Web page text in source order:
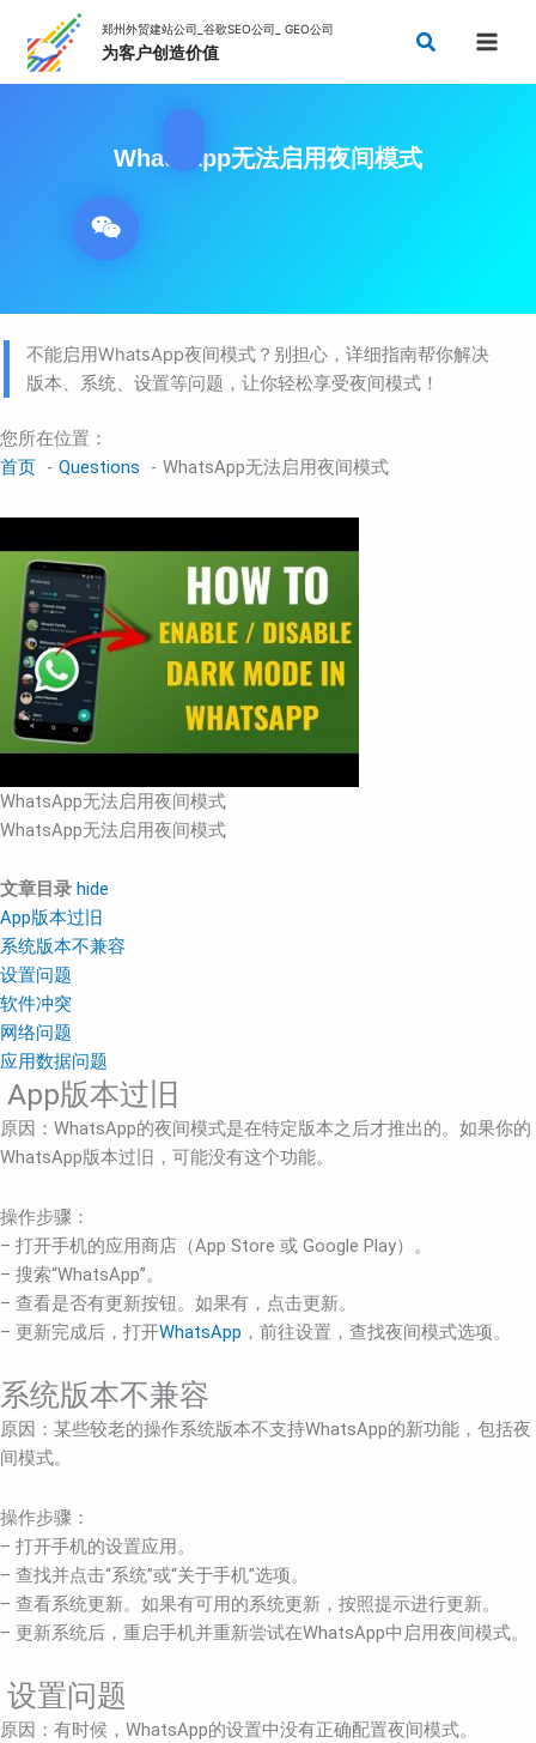
搜
WhatsApp无法启用夜间模式
不能启用WhatsApp夜间模式？别担心，详细指南帮你解决
版本、系统、设置等问题，让你轻松享受夜间模式！
您所在位置：
首页
Questions WhatsApp无法启用夜间模式
WhatsApp无法启用夜间模式
WhatsApp无法启用夜间模式
文章目录 hide
App版本过旧
系统版本不兼容
设置问题
软件冲突
网络问题
应用数据问题
App版本过旧
原因：WhatsApp的夜间模式是在特定版本之后才推出的。如果你的
WhatsApp版本过旧，可能没有这个功能。
操作步骤：
– 打开手机的应用商店（App Store 或 Google Play）。
– 搜索“WhatsApp”。
– 查看是否有更新按钮。如果有，点击更新。
– 更新完成后，打开WhatsApp ，前往设置，查找夜间模式选项。
系统版本不兼容
原因：某些较老的操作系统版本不支持WhatsApp的新功能，包括夜
间模式。
操作步骤：
– 打开手机的设置应用。
– 查找并点击“系统”或“关于手机”选项。
– 查看系统更新。如果有可用的系统更新，按照提示进行更新。
– 更新系统后，重启手机并重新尝试在WhatsApp中启用夜间模式。
设置问题
原因：有时候，WhatsApp的设置中没有正确配置夜间模式。